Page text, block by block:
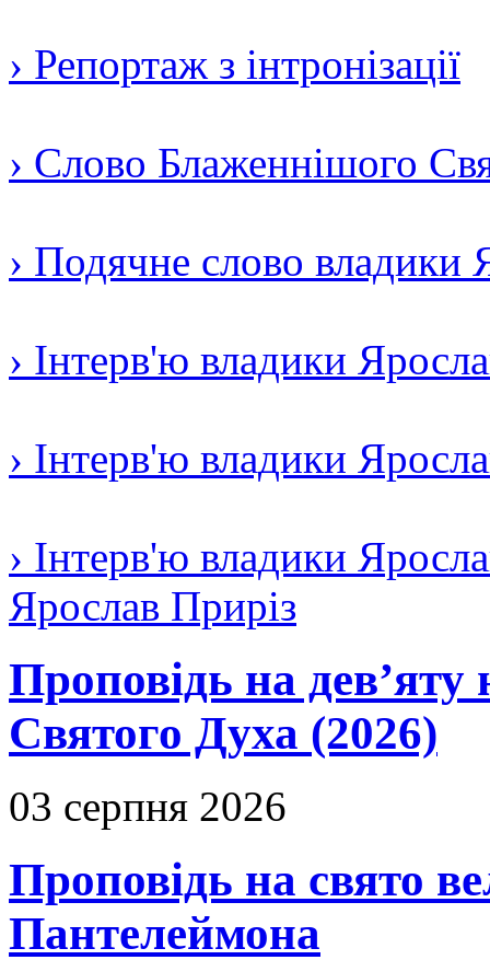
› Репортаж з інтронізації
› Слово Блаженнішого
› Подячне слово владики
› Інтерв'ю владики
› Інтерв'ю владики
› Інтерв'ю владики
Ярослав Приріз
Проповідь на дев’яту
Святого Духа (2026)
03 серпня 2026
Проповідь на свято
Пантелеймона